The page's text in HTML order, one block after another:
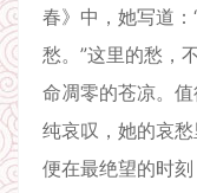
春》中，她写道
愁。”这里的愁，
命凋零的苍凉。
纯哀叹，她的哀
便在最绝望的时